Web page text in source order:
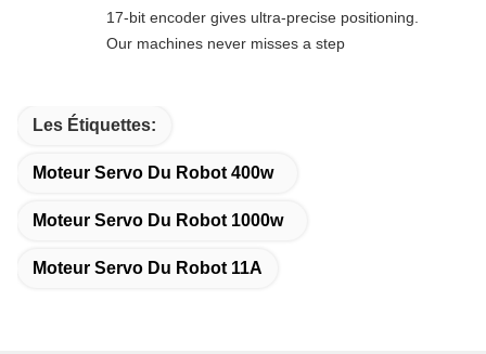
17-bit encoder gives ultra-precise positioning.
Our machines never misses a step
Les Étiquettes:
Moteur Servo Du Robot 400w
Moteur Servo Du Robot 1000w
Moteur Servo Du Robot 11A